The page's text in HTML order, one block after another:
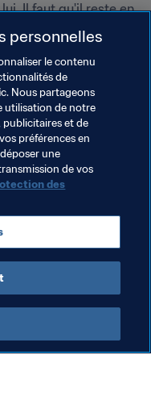
Il faut qu'il reste en
car il fait du
Nous
succès est de
que nous pouvons
conviction
personnelles
le contenu
de
Nous partageons
utilisation de notre
publicitaires et de
préférences en
une
de vos
des